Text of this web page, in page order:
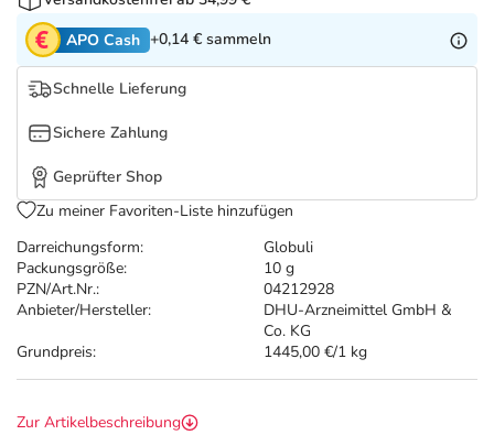
Tierapotheke
Vitamine & Mineralstoffe
Marken
Salus Deals
Darreichungsform:
Globuli
Packungsgröße:
10 g
PZN/Art.Nr.:
04212928
Anbieter/Hersteller:
DHU-Arzneimittel GmbH &
Co. KG
Grundpreis:
1445,00 €/1 kg
APO Cash +0,14 € sammeln
Schnelle Lieferung
Sichere Zahlung
Geprüfter Shop
Zu meiner Favoriten-Liste hinzufügen
Zur Artikelbeschreibung